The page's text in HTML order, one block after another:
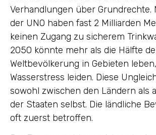
Verhandlungen über Grundrechte.
der UNO haben fast 2 Milliarden
keinen Zugang zu sicherem
2050 könnte mehr als die Hälfte
Weltbevölkerung in Gebieten
Wasserstress leiden. Diese
sowohl zwischen den Ländern als
der Staaten selbst. Die ländliche
oft zuerst betroffen.